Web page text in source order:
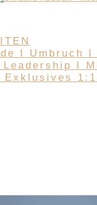
I Umbruch I
I